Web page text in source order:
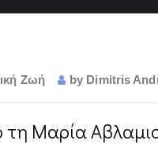
Ζωή by Dimitris
Μαρία